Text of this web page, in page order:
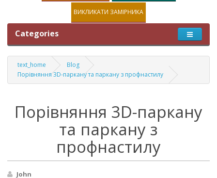
ВИКЛИКАТИ ЗАМІРНИКА
Categories
text_home
Blog
Порівняння 3D-паркану та паркану з профнастилу
Порівняння 3D-паркану
та паркану з
профнастилу
John